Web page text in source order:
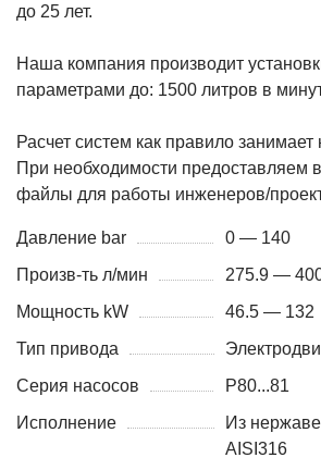
до 25 лет.
Наша компания производит
параметрами до: 1500 литров в
Расчет систем как правило
При необходимости предоставляем
файлы для работы инженеров/
Давление bar
0 — 140
Произв-ть л/мин
275.9 —
Мощность kW
46.5 — 132
Тип привода
Серия насосов
P80...81
Исполнение
Из
AISI316